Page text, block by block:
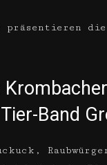
präsentieren
Band